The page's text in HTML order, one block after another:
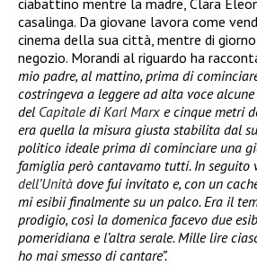
ciabattino mentre la madre, Clara
casalinga. Da giovane lavora come
cinema della sua città, mentre di
negozio. Morandi al riguardo ha
mio padre, al mattino, prima di
costringeva a leggere ad alta voce
del CapitalediKarl Marx e cinque metri
era quella la misura giusta stabilita dal
politico ideale prima di cominciare una
famiglia però cantavamo tutti. In seguito
dell’Unità dove fui invitato e, con un
mi esibii finalmente su un palco. Era il
prodigio, così la domenica facevo due
pomeridiana e l’altra serale. Mille lire
ho mai smesso di cantare”.